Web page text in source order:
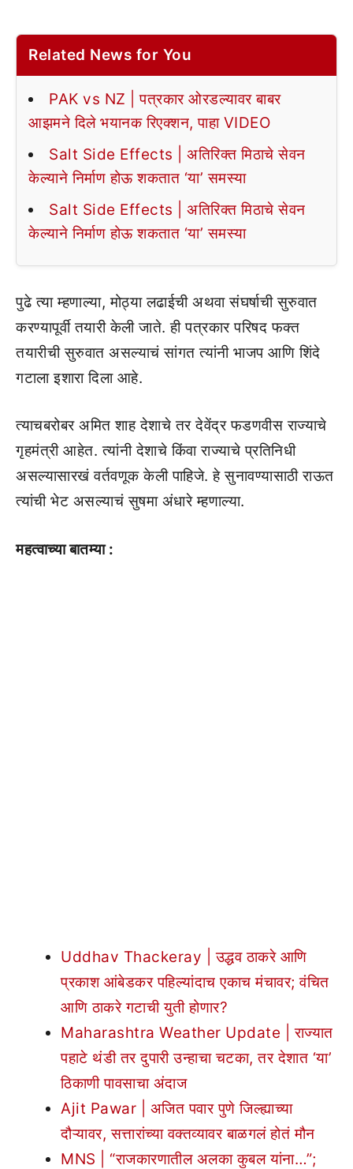
Related News for You
PAK vs NZ | पत्रकार ओरडल्यावर बाबर
आझमने दिले भयानक रिएक्शन, पाहा VIDEO
Salt Side Effects | अतिरिक्त मिठाचे सेवन
केल्याने निर्माण होऊ शकतात ‘या’ समस्या
Salt Side Effects | अतिरिक्त मिठाचे सेवन
केल्याने निर्माण होऊ शकतात ‘या’ समस्या
पुढे त्या म्हणाल्या, मोठ्या लढाईची अथवा संघर्षाची सुरुवात
करण्यापूर्वी तयारी केली जाते. ही पत्रकार परिषद फक्त
तयारीची सुरुवात असल्याचं सांगत त्यांनी भाजप आणि शिंदे
गटाला इशारा दिला आहे.
त्याचबरोबर अमित शाह देशाचे तर देवेंद्र फडणवीस राज्याचे
गृहमंत्री आहेत. त्यांनी देशाचे किंवा राज्याचे प्रतिनिधी
असल्यासारखं वर्तवणूक केली पाहिजे. हे सुनावण्यासाठी राऊत
त्यांची भेट असल्याचं सुषमा अंधारे म्हणाल्या.
महत्वाच्या बातम्या :
Uddhav Thackeray | उद्धव ठाकरे आणि
प्रकाश आंबेडकर पहिल्यांदाच एकाच मंचावर; वंचित
आणि ठाकरे गटाची युती होणार?
Maharashtra Weather Update | राज्यात
पहाटे थंडी तर दुपारी उन्हाचा चटका, तर देशात ‘या’
ठिकाणी पावसाचा अंदाज
Ajit Pawar | अजित पवार पुणे जिल्ह्याच्या
दौऱ्यावर, सत्तारांच्या वक्तव्यावर बाळगलं होतं मौन
MNS | “राजकारणातील अलका कुबल यांना…”;